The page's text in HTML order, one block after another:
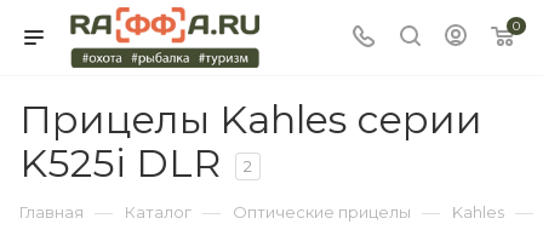
0
Прицелы Kahles серии
K525i DLR
2
Главная — Каталог — Оптические прицелы — Kahles —